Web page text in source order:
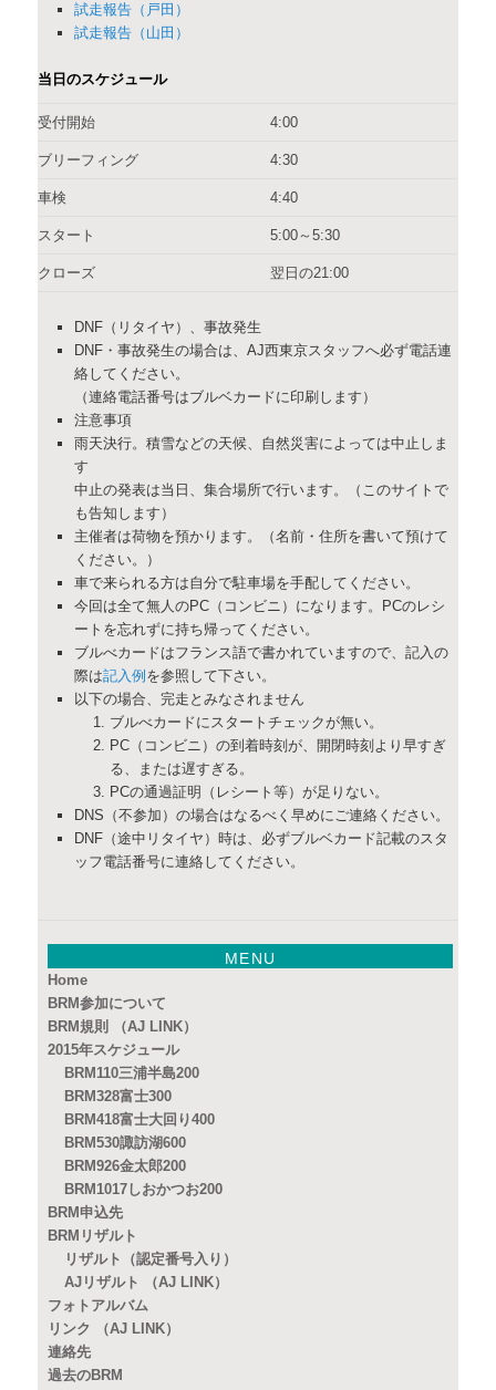
試走報告（戸田）
試走報告（山田）
当日のスケジュール
受付開始 4:00
ブリーフィング 4:30
車検 4:40
スタート 5:00～5:30
クローズ 翌日の21:00
DNF（リタイヤ）、事故発生
DNF・事故発生の場合は、AJ西東京スタッフへ必ず電話連
絡してください。
（連絡電話番号はブルベカードに印刷します）
注意事項
雨天決行。積雪などの天候、自然災害によっては中止しま
す
中止の発表は当日、集合場所で行います。（このサイトで
も告知します）
主催者は荷物を預かります。（名前・住所を書いて預けて
ください。）
車で来られる方は自分で駐車場を手配してください。
今回は全て無人のPC（コンビニ）になります。PCのレシ
ートを忘れずに持ち帰ってください。
ブルべカードはフランス語で書かれていますので、記入の
際は記入例 を参照して下さい。
以下の場合、完走とみなされません
ブルべカードにスタートチェックが無い。
PC（コンビニ）の到着時刻が、開閉時刻より早すぎ
る、または遅すぎる。
PCの通過証明（レシート等）が足りない。
DNS（不参加）の場合はなるべく早めにご連絡ください。
DNF（途中リタイヤ）時は、必ずブルベカード記載のスタ
ッフ電話番号に連絡してください。
MENU
Home
BRM参加について
BRM規則 （AJ LINK）
2015年スケジュール
BRM110三浦半島200
BRM328富士300
BRM418富士大回り400
BRM530諏訪湖600
BRM926金太郎200
BRM1017しおかつお200
BRM申込先
BRMリザルト
リザルト（認定番号入り）
AJリザルト （AJ LINK）
フォトアルバム
リンク （AJ LINK）
連絡先
過去のBRM